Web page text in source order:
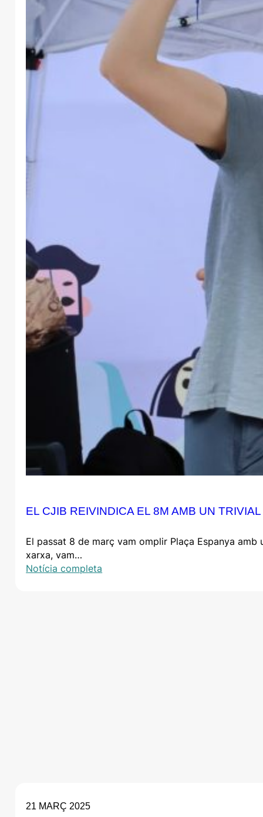
EL CJIB REIVINDICA EL 8M AMB UN
El passat 8 de març vam omplir Plaça Espanya
xarxa, vam…
Notícia completa
21 MARÇ 2025